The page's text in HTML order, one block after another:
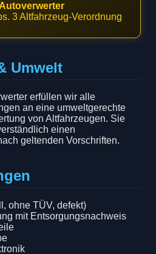
3 Altfahrzeug-Verordnung
Umwelt
erfüllen wir alle
an eine umweltgerechte
von Altfahrzeugen. Sie
einen
geltenden Vorschriften.
ohne TÜV, defekt)
mit Entsorgungsnachweis